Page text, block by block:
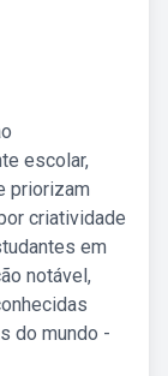
escolar,
priorizam
criatividade
em
notável,
do mundo -